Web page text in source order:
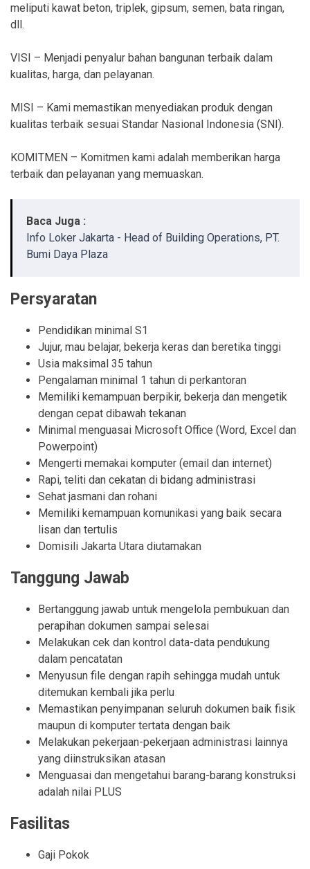
meliputi kawat beton, triplek, gipsum, semen, bata ringan,
dll.
VISI – Menjadi penyalur bahan bangunan terbaik dalam
kualitas, harga, dan pelayanan.
MISI – Kami memastikan menyediakan produk dengan
kualitas terbaik sesuai Standar Nasional Indonesia (SNI).
KOMITMEN – Komitmen kami adalah memberikan harga
terbaik dan pelayanan yang memuaskan.
Baca Juga :
Info Loker Jakarta - Head of Building Operations, PT.
Bumi Daya Plaza
Persyaratan
Pendidikan minimal S1
Jujur, mau belajar, bekerja keras dan beretika tinggi
Usia maksimal 35 tahun
Pengalaman minimal 1 tahun di perkantoran
Memiliki kemampuan berpikir, bekerja dan mengetik
dengan cepat dibawah tekanan
Minimal menguasai Microsoft Office (Word, Excel dan
Powerpoint)
Mengerti memakai komputer (email dan internet)
Rapi, teliti dan cekatan di bidang administrasi
Sehat jasmani dan rohani
Memiliki kemampuan komunikasi yang baik secara
lisan dan tertulis
Domisili Jakarta Utara diutamakan
Tanggung Jawab
Bertanggung jawab untuk mengelola pembukuan dan
perapihan dokumen sampai selesai
Melakukan cek dan kontrol data-data pendukung
dalam pencatatan
Menyusun file dengan rapih sehingga mudah untuk
ditemukan kembali jika perlu
Memastikan penyimpanan seluruh dokumen baik fisik
maupun di komputer tertata dengan baik
Melakukan pekerjaan-pekerjaan administrasi lainnya
yang diinstruksikan atasan
Menguasai dan mengetahui barang-barang konstruksi
adalah nilai PLUS
Fasilitas
Gaji Pokok